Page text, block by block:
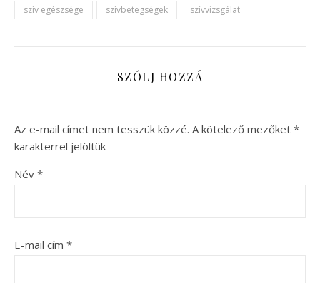
szív egészsége
szívbetegségek szívvizsgálat
SZÓLJ HOZZÁ
Az e-mail címet nem tesszük közzé. A kötelező mezőket *
karakterrel jelöltük
Név *
E-mail cím *